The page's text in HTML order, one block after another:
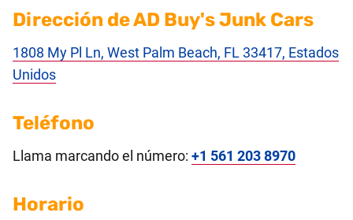
Dirección de AD Buy's Junk Cars
1808 My Pl Ln, West Palm Beach, FL 33417, Estados
Unidos
Teléfono
Llama marcando el número: +1 561 203 8970
Horario